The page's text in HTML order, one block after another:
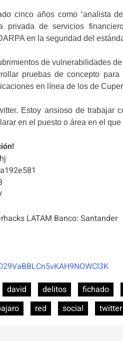
cinco años como ‘analista
privada de servicios
en la seguridad del
de vulnerabilidades
pruebas de concepto para
en línea de los de
Estoy ansioso de trabajar
en el puesto o área en el que
LATAM Banco: Santander
david delitos fichado
red social twitter